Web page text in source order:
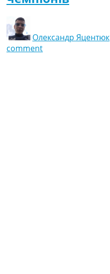
Олександр Яцентюк
comment